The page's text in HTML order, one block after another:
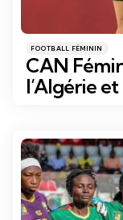
Catégories
Posté
dans
FOOTBALL FÉMININ
CAN
l’Algérie